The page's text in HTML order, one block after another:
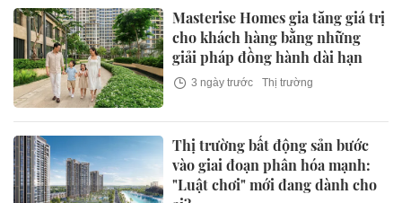
Masterise Homes gia tăng giá trị
cho khách hàng bằng những
giải pháp đồng hành dài hạn
3 ngày trước Thị trường
Thị trường bất động sản bước
vào giai đoạn phân hóa mạnh:
"Luật chơi" mới đang dành cho